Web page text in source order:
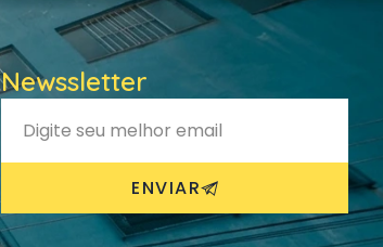
Newssletter
ENVIAR